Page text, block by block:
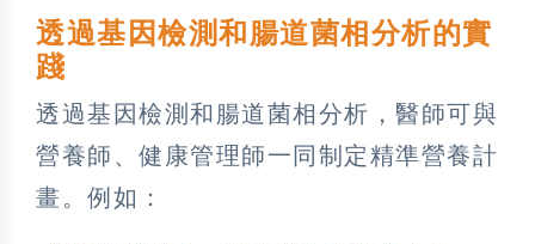
透過基因檢測和腸道菌相分析的實
踐
透過基因檢測和腸道菌相分析，醫師可與
營養師、健康管理師一同制定精準營養計
畫。例如：